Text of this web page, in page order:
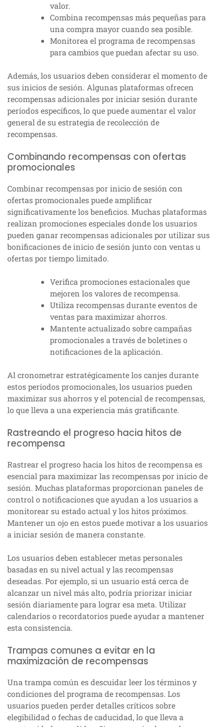
valor.
Combina recompensas más pequeñas para
una compra mayor cuando sea posible.
Monitorea el programa de recompensas
para cambios que puedan afectar su uso.
Además, los usuarios deben considerar el momento de
sus inicios de sesión. Algunas plataformas ofrecen
recompensas adicionales por iniciar sesión durante
períodos específicos, lo que puede aumentar el valor
general de su estrategia de recolección de
recompensas.
Combinando recompensas con ofertas
promocionales
Combinar recompensas por inicio de sesión con
ofertas promocionales puede amplificar
significativamente los beneficios. Muchas plataformas
realizan promociones especiales donde los usuarios
pueden ganar recompensas adicionales por utilizar sus
bonificaciones de inicio de sesión junto con ventas u
ofertas por tiempo limitado.
Verifica promociones estacionales que
mejoren los valores de recompensa.
Utiliza recompensas durante eventos de
ventas para maximizar ahorros.
Mantente actualizado sobre campañas
promocionales a través de boletines o
notificaciones de la aplicación.
Al cronometrar estratégicamente los canjes durante
estos períodos promocionales, los usuarios pueden
maximizar sus ahorros y el potencial de recompensas,
lo que lleva a una experiencia más gratificante.
Rastreando el progreso hacia hitos de
recompensa
Rastrear el progreso hacia los hitos de recompensa es
esencial para maximizar las recompensas por inicio de
sesión. Muchas plataformas proporcionan paneles de
control o notificaciones que ayudan a los usuarios a
monitorear su estado actual y los hitos próximos.
Mantener un ojo en estos puede motivar a los usuarios
a iniciar sesión de manera constante.
Los usuarios deben establecer metas personales
basadas en su nivel actual y las recompensas
deseadas. Por ejemplo, si un usuario está cerca de
alcanzar un nivel más alto, podría priorizar iniciar
sesión diariamente para lograr esa meta. Utilizar
calendarios o recordatorios puede ayudar a mantener
esta consistencia.
Trampas comunes a evitar en la
maximización de recompensas
Una trampa común es descuidar leer los términos y
condiciones del programa de recompensas. Los
usuarios pueden perder detalles críticos sobre
elegibilidad o fechas de caducidad, lo que lleva a